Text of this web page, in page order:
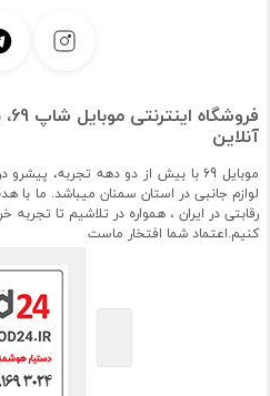
آنلاین
موبایل 69 با بیش از دو دهه تجربه،
لوازم جانبی در استان سمنان میباشد. ما با
رقابتی در ایران ، همواره در تلاشیم تا
کنیم.اعتماد شما افتخار ماست